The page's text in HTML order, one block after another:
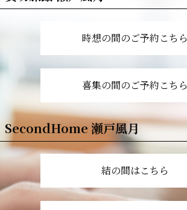
時想の間のご予約こちら
喜集の間のご予約こちら
SecondHome 瀬戸風月
結の間はこちら